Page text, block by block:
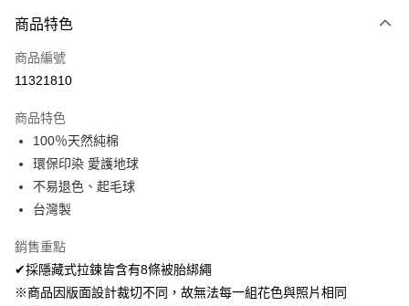
信用卡一次付款
超商取貨付款
Apple Pay
悠遊付
Google Pay
AFTEE先享後付
相關說明
AFTEE先享後付是「在收到商品之後才付款」的支付方式。 讓您購物簡單
ATM付款
商品特色
商品編號
11321810
商品特色
100％天然純棉
環保印染 愛護地球
不易退色、起毛球
台灣製
銷售重點
✔採隱藏式拉鍊皆含有8條被胎綁繩
※商品因版面設計裁切不同，故無法每一組花色與照片相同